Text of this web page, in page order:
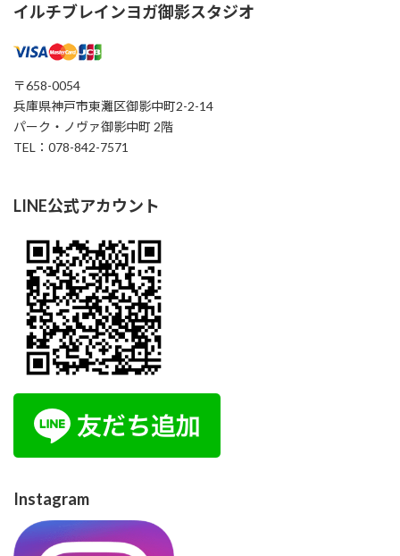
イルチブレインヨガ御影スタジオ
〒658-0054
兵庫県神戸市東灘区御影中町2-2-14
パーク・ノヴァ御影中町 2階
TEL：078-842-7571
LINE公式アカウント
Instagram